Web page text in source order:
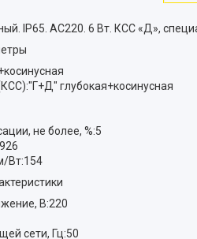
IP65. АС220. 6 Вт. КСС «Д»,
глубокая+косинусная
не более, %:5
Вт:154
В:220
сети, Гц:50